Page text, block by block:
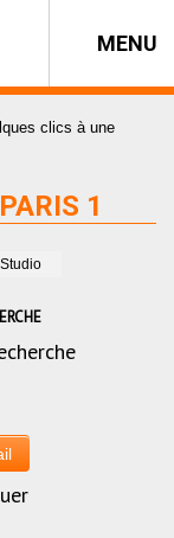
MENU
clics à une
1
Studio